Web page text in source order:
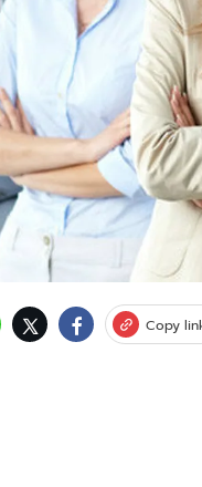
กแอปฟรี ติดตาม
ษัท อิมเมจ ฟิวเจอร์ (ประเทศไทย) จำ
Copy